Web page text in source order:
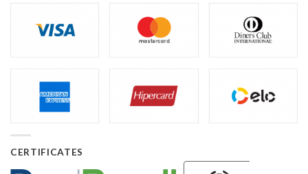
CERTIFICATES